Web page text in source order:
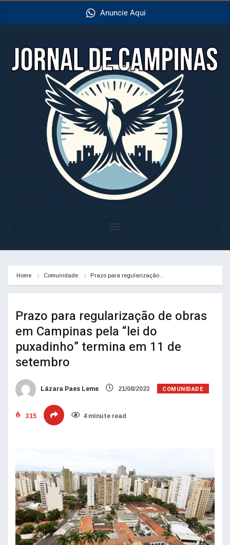
Anuncie Aqui
Home Comunidade Prazo para regularização…
Prazo para regularização de obras
em Campinas pela “lei do
puxadinho” termina em 11 de
setembro
Lázara Paes Leme 21/08/2023 COMUNIDADE
315 4 minute read